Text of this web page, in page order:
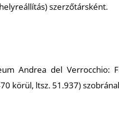
szerzőtársként.
Andrea del Verrocchio:
körül, ltsz. 51.937)